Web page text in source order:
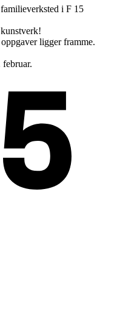
i F 15
ligger framme.